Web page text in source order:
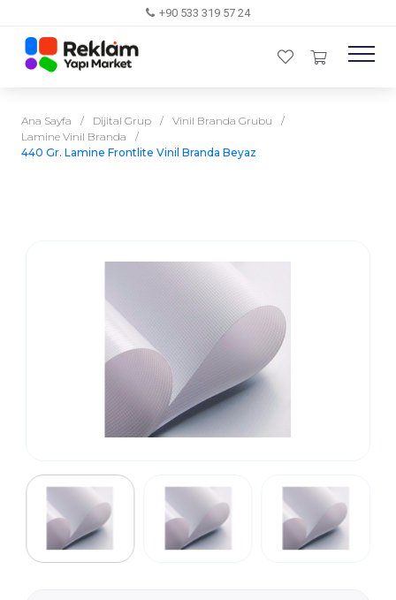
+90 533 319 57 24
Ana Sayfa / Dijital Grup / Vinil Branda Grubu
/
Lamine Vinil Branda
/
440 Gr. Lamine Frontlite Vinil Branda Beyaz